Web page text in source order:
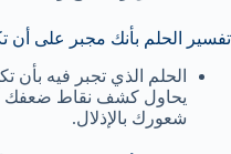
تفسير الحلم بأنك مجبر على أن
الحلم الذي تجبر فيه بأن
يحاول كشف نقاط ضعفك
شعورك بالإذلال.